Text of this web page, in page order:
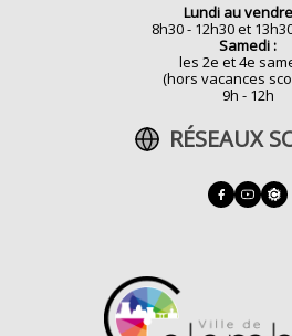
Lundi au
8h30 - 12h30 et
Samedi :
les 2e et 4e
(hors vacances
9h - 12h
RÉSEAUX